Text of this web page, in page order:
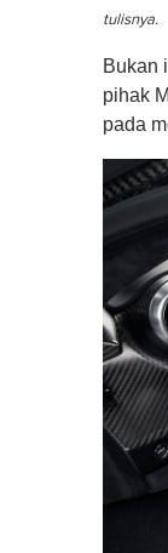
tulisnya.
Bukan
pihak
pada